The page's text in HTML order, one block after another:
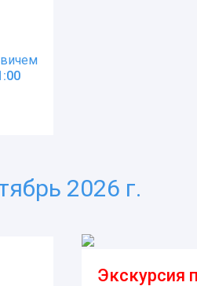
2026 г.
Экскурсия